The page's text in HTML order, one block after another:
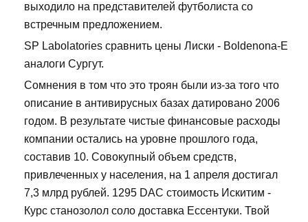
выходило на представителей футболиста со
встречным предложением.
SP Labolatories сравнить цены Лиски - Boldenona-E
аналоги Сургут.
Сомнения в том что это троян были из-за того что
описание в антивирусных базах датировано 2006
годом. В результате чистые финансовые расходы
компании остались на уровне прошлого года,
составив 10. Совокупный объем средств,
привлеченных у населения, на 1 апреля достигал
7,3 млрд рублей. 1295 DAC стоимость Искитим -
Курс станозолол соло доставка Ессентуки. Твой